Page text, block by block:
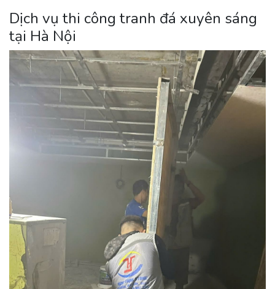
Dịch vụ thi công tranh đá xuyên sáng
tại Hà Nội